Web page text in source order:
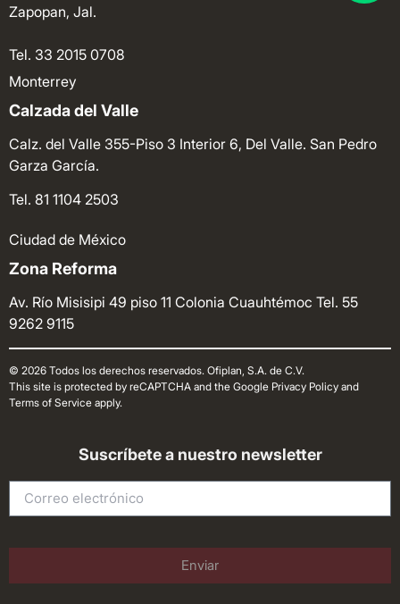
Zapopan, Jal.
Tel. 33 2015 0708
Monterrey
Calzada del Valle
Calz. del Valle 355-Piso 3 Interior 6, Del Valle. San Pedro
Garza García.
Tel. 81 1104 2503
Ciudad de México
Zona Reforma
Av. Río Misisipi 49 piso 11 Colonia Cuauhtémoc Tel. 55
9262 9115
© 2026 Todos los derechos reservados. Ofiplan, S.A. de C.V.
This site is protected by reCAPTCHA and the Google Privacy Policy and
Terms of Service apply.
Suscríbete a nuestro newsletter
Enviar